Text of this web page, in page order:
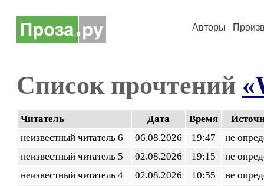
Авторы
Список прочтений
Читатель Дата Время
неизвестный читатель 6
06.08.2026 19:47
не
неизвестный читатель 5
02.08.2026 19:15
не
неизвестный читатель 4
02.08.2026 10:55
не